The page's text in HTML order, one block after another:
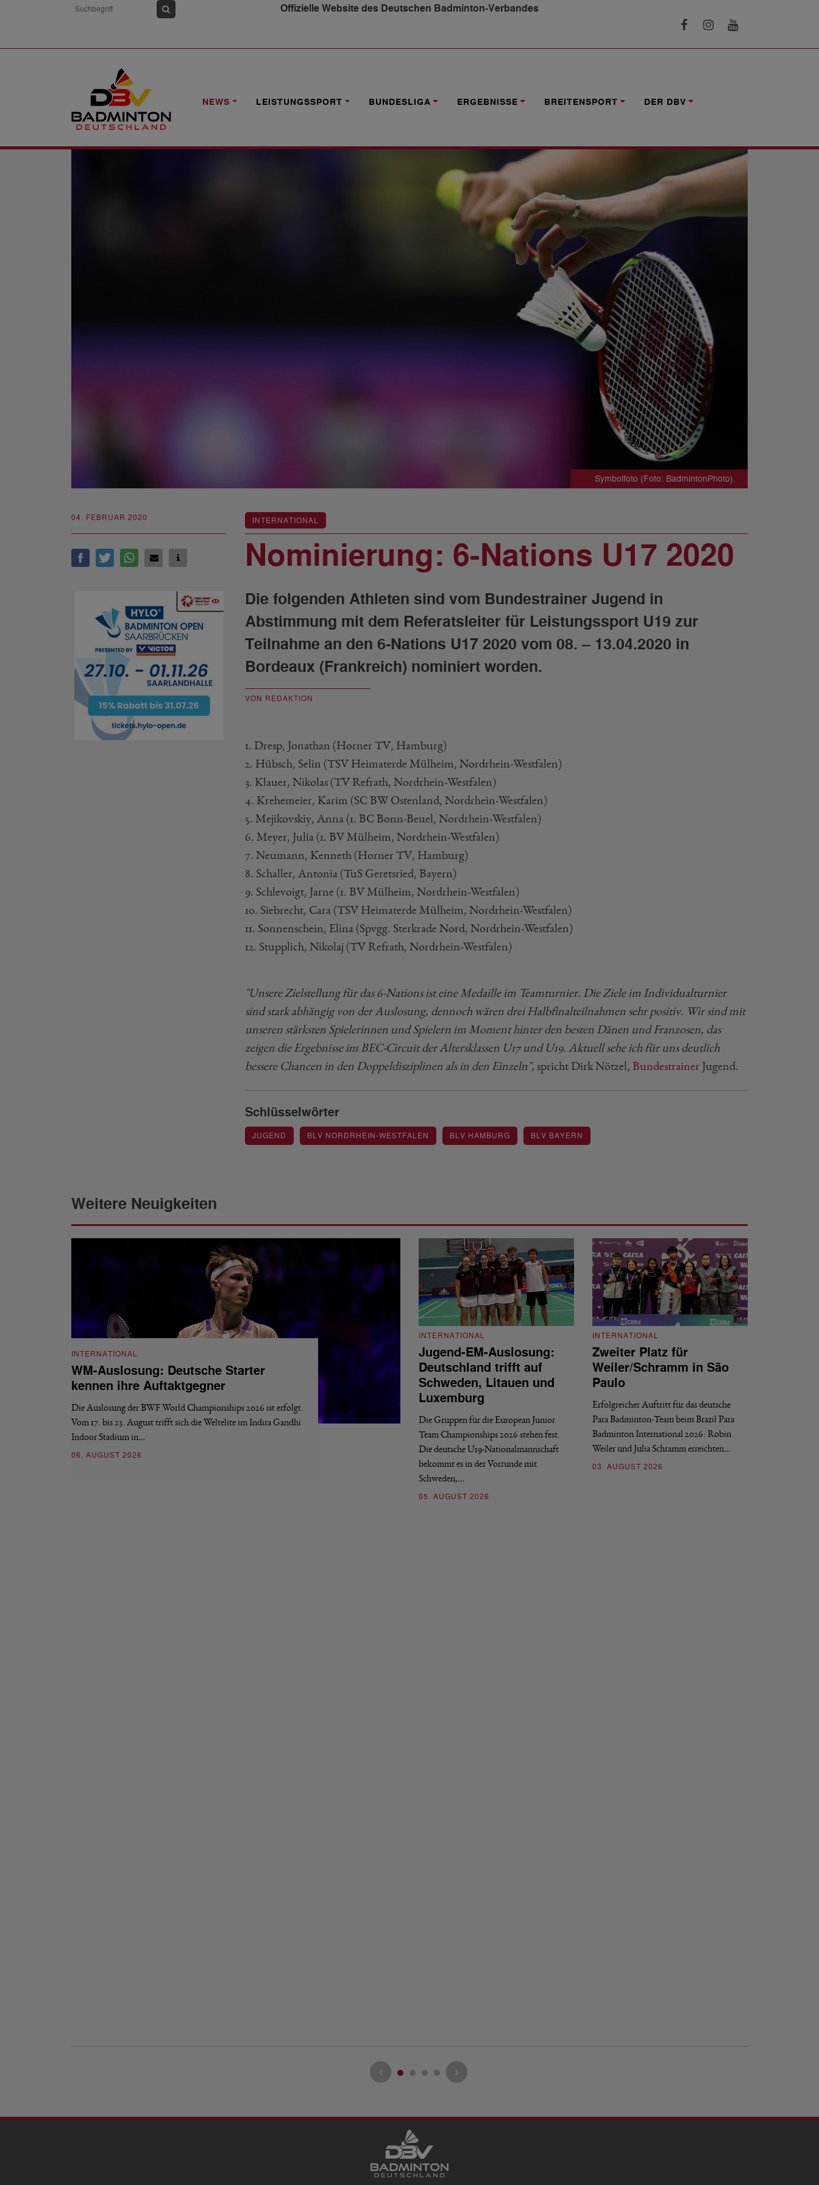
Offizielle Website des Deutschen Badminton-Verbandes
NEWS LEISTUNGSSPORT BUNDESLIGA ERGEBNISSE BREITENSPORT DER DBV
NEWS
Symbolfoto (Foto: BadmintonPhoto).
04. FEBRUAR 2020 INTERNATIONAL
Nominierung: 6-Nations U17 2020
Die folgenden Athleten sind vom Bundestrainer Jugend in
Abstimmung mit dem Referatsleiter für Leistungssport U19 zur
Teilnahme an den 6-Nations U17 2020 vom 08. – 13.04.2020 in
Bordeaux (Frankreich) nominiert worden.
VON REDAKTION
1. Dresp, Jonathan (Horner TV, Hamburg)
2. Hübsch, Selin (TSV Heimaterde Mülheim, Nordrhein-Westfalen)
3. Klauer, Nikolas (TV Refrath, Nordrhein-Westfalen)
4. Krehemeier, Karim (SC BW Ostenland, Nordrhein-Westfalen)
5. Mejikovskiy, Anna (1. BC Bonn-Beuel, Nordrhein-Westfalen)
6. Meyer, Julia (1. BV Mülheim, Nordrhein-Westfalen)
7. Neumann, Kenneth (Horner TV, Hamburg)
8. Schaller, Antonia (TuS Geretsried, Bayern)
9. Schlevoigt, Jarne (1. BV Mülheim, Nordrhein-Westfalen)
10. Siebrecht, Cara (TSV Heimaterde Mülheim, Nordrhein-Westfalen)
11. Sonnenschein, Elina (Spvgg. Sterkrade Nord, Nordrhein-Westfalen)
12. Stupplich, Nikolaj (TV Refrath, Nordrhein-Westfalen)
"Unsere Zielstellung für das 6-Nations ist eine Medaille im Teamturnier. Die Ziele im Individualturnier
sind stark abhängig von der Auslosung, dennoch wären drei Halbfinalteilnahmen sehr positiv. Wir sind mit
unseren stärksten Spielerinnen und Spielern im Moment hinter den besten Dänen und Franzosen, das
zeigen die Ergebnisse im BEC-Circuit der Altersklassen U17 und U19. Aktuell sehe ich für uns deutlich
bessere Chancen in den Doppeldisziplinen als in den Einzeln", spricht Dirk Nötzel, Bundestrainer Jugend.
Schlüsselwörter
JUGEND BLV NORDRHEIN-WESTFALEN BLV HAMBURG BLV BAYERN
Weitere Neuigkeiten
INTERNATIONAL
WM-Auslosung: Deutsche Starter
kennen ihre Auftaktgegner
Die Auslosung der BWF World Championships 2026 ist erfolgt.
Vom 17. bis 23. August trifft sich die Weltelite im Indira Gandhi
Indoor Stadium in…
06. AUGUST 2026
INTERNATIONAL
Jugend-EM-Auslosung:
Deutschland trifft auf
Schweden, Litauen und
Luxemburg
Die Gruppen für die European Junior
Team Championships 2026 stehen fest.
Die deutsche U19-Nationalmannschaft
bekommt es in der Vorrunde mit
Schweden,…
05. AUGUST 2026
INTERNATIONAL
Zweiter Platz für
Weiler/Schramm in São
Paulo
Erfolgreicher Auftritt für das deutsche
Para Badminton-Team beim Brazil Para
Badminton International 2026: Robin
Weiler und Julia Schramm erreichten…
03. AUGUST 2026